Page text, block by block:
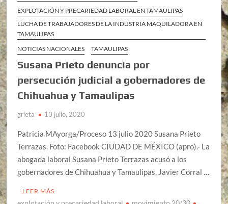
EXPLOTACIÓN Y PRECARIEDAD LABORAL EN TAMAULIPAS
LUCHA DE TRABAJADORES DE LA INDUSTRIA MAQUILADORA EN
TAMAULIPAS
NOTICIAS NACIONALES
TAMAULIPAS
Susana Prieto denuncia por
persecución judicial a gobernadores de
Chihuahua y Tamaulipas
grieta 13 julio, 2020
Patricia MAyorga/Proceso 13 julio 2020 Susana Prieto
Terrazas. Foto: Facebook CIUDAD DE MÉXICO (apro).- La
abogada laboral Susana Prieto Terrazas acusó a los
gobernadores de Chihuahua y Tamaulipas, Javier Corral …
LEER MÁS